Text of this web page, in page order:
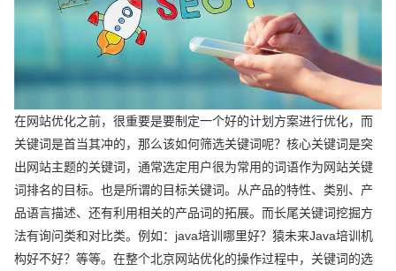
在网站优化之前，很重要是要制定一个好的计划方案进行优化，而
关键词是首当其冲的，那么该如何筛选关键词呢？核心关键词是突
出网站主题的关键词，通常选定用户很为常用的词语作为网站关键
词排名的目标。也是所谓的目标关键词。从产品的特性、类别、产
品语言描述、还有利用相关的产品词的拓展。而长尾关键词挖掘方
法有询问类和对比类。例如：java培训哪里好？猿未来Java培训机
构好不好？等等。在整个北京网站优化的操作过程中，关键词的选